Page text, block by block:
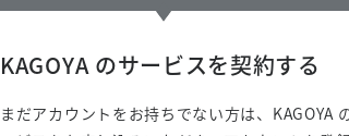
KAGOYA のサービスを契約する
まだアカウントをお持ちでない方は、KAGOYA